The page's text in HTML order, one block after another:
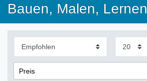
Bauen, Malen, Lernen
Preis